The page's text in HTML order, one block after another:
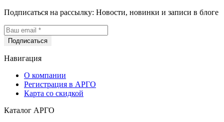
Подписаться на рассылку: Новости, новинки и записи в блоге
Навигация
О компании
Регистрация в АРГО
Карта со скидкой
Каталог АРГО